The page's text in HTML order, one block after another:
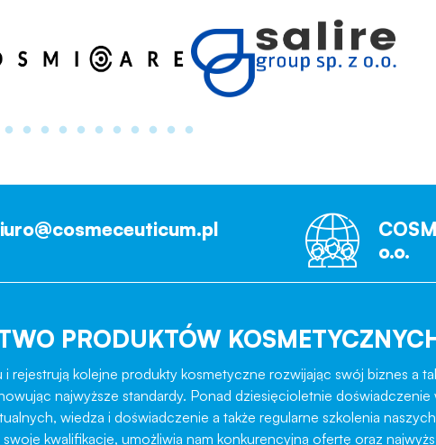
o.o.
PRODUKTÓW
rejestrują kolejne produkty kosmetyczne rozwijając swój biznes a
najwyższe standardy. Ponad dziesięcioletnie doświadczenie
wiedza i doświadczenie a także regularne szkolenia naszych
kwalifikacje, umożliwia nam konkurencyjną ofertę oraz